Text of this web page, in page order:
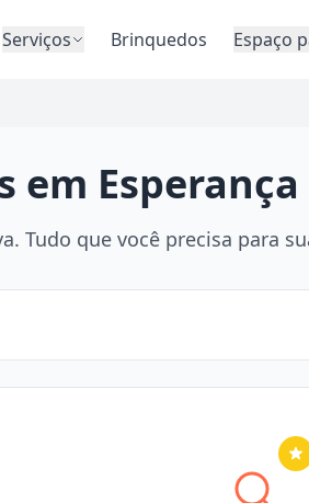
Serviços Brinquedos Espaço
Esperança
Tudo que você precisa para